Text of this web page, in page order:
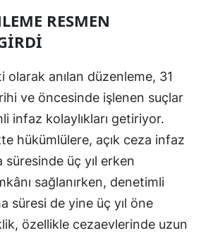
Hatay
Mersin
İstanbul
İzmir
Kars
Kastamonu
Kayseri
RESMEN
olarak anılan düzenleme, 31
ve öncesinde işlenen suçlar
infaz kolaylıkları getiriyor.
hükümlülere, açık ceza infaz
süresinde üç yıl erken
sağlanırken, denetimli
süresi de yine üç yıl öne
özellikle cezaevlerinde uzun